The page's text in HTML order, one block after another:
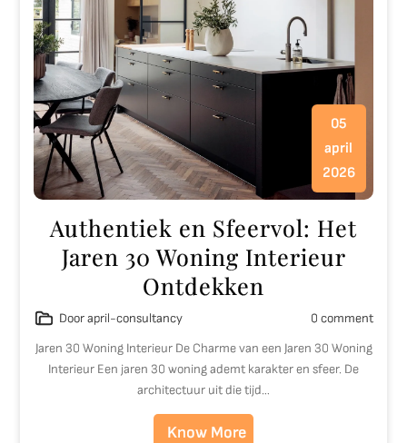
05
april
2026
Authentiek en Sfeervol: Het
Jaren 30 Woning Interieur
Ontdekken
Door april-consultancy
0 comment
Jaren 30 Woning Interieur De Charme van een Jaren 30 Woning
Interieur Een jaren 30 woning ademt karakter en sfeer. De
architectuur uit die tijd…
Know More